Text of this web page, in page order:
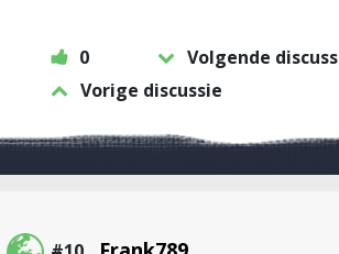
0
Volgende
Vorige discussie